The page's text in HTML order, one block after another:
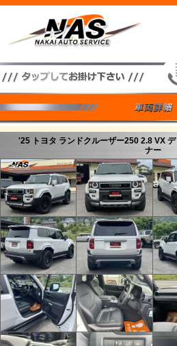
'25 トヨタ ランドクルーザー250 2.8 VX
ナー